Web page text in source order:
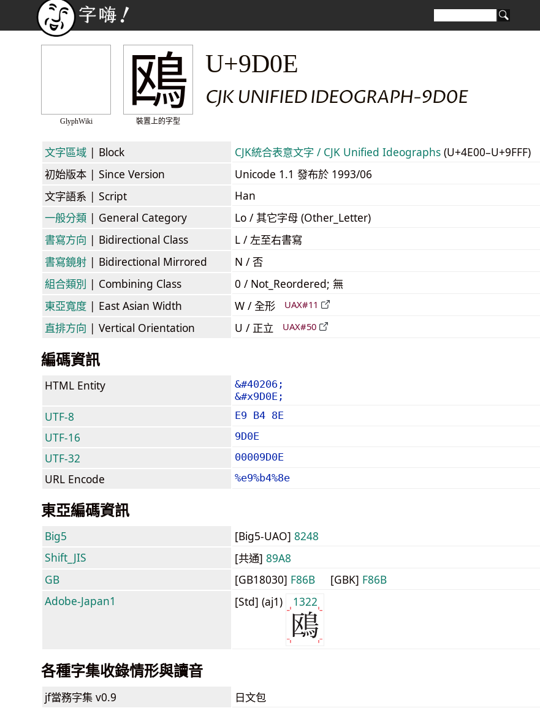
GlyphWiki
鴎
裝置上的字型
U+9D0E
CJK UNIFIED IDEOGRAPH-9D0E
文字區域 | Block CJK統合表意文字 / CJK Unified Ideographs (U+4E00–U+9FFF)
初始版本 | Since Version
Unicode 1.1 發布於 1993/06
文字語系 | Script
Han
一般分類 | General Category
Lo / 其它字母 (Other_Letter)
書寫方向 | Bidirectional Class
L / 左至右書寫
書寫鏡射 | Bidirectional Mirrored
N / 否
組合類別 | Combining Class
0 / Not_Reordered; 無
東亞寬度 | East Asian Width W / 全形 UAX#11
直排方向 | Vertical Orientation U / 正立 UAX#50
編碼資訊
HTML Entity
&#40206;
&#x9D0E;
UTF-8 E9 B4 8E
UTF-16 9D0E
UTF-32 00009D0E
URL Encode %e9%b4%8e
東亞編碼資訊
Big5 [Big5-UAO] 8248
Shift_JIS
[共通] 89A8
GB
[GB18030] F86B [GBK] F86B
Adobe-Japan1
[Std] (aj1) 1322
各種字集收錄情形與讀音
jf當務字集 v0.9 日文包